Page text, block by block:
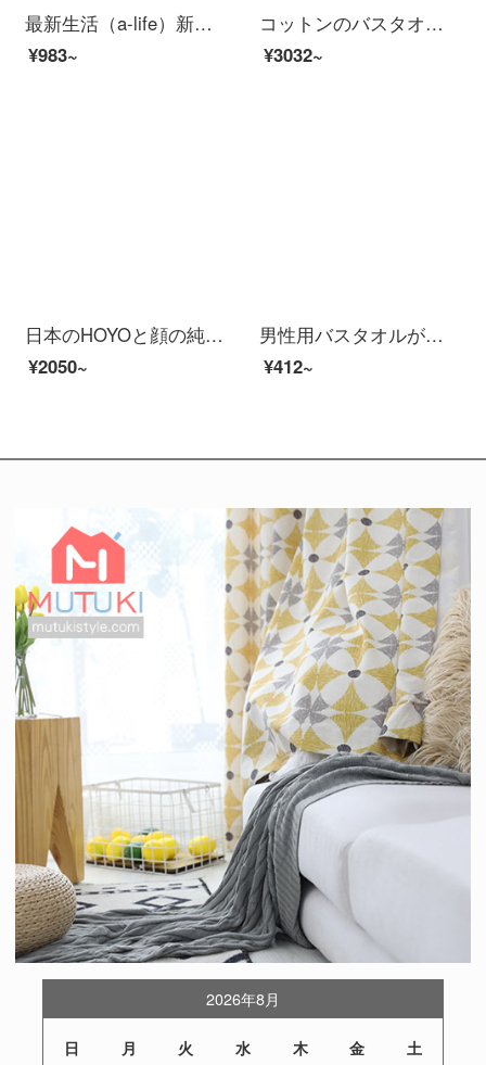
最新生活（a-life）新疆長絨綿タオルタオルタオル3点セット洗顔タオル純綿強吸水国民シリーズベージュタオル/灰色バスタオル/灰色バスタオル
¥983~
コットンのバスタオル純綿のバスタオルに厚いお風呂タオルの全綿バスタオルが柔らかでふわふわしています。
¥3032~
日本のHOYOと顔の純綿の浴衣の長目の男女の家庭用吸水速乾綿のカップルのタイプの浴衣の桜若Mサイズは身長の170-175 cmに適します。
¥2050~
男性用バスタオルが超大型家庭用カップルは、タオルを綿の吸水速乾タオルより広くし、薄い灰色180*95 cm【英語の刺繍/強い吸水/タオル付き】
¥412~
2026年8月
日 月 火 水 木 金 土